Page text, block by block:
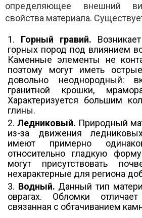
определяющее внешний
свойства материала.
Горный гравий.
горных пород под влиянием
Каменные элементы не
поэтому могут иметь
довольно неоднородный:
гранитной крошки,
Характеризуется большим
глины.
Ледниковый. Природный
из-за движения
имеют примерно
относительно гладкую
могут присутствовать
нехарактерные для региона
Водный. Данный тип
оврагах. Обломки
связанная с обтачиванием